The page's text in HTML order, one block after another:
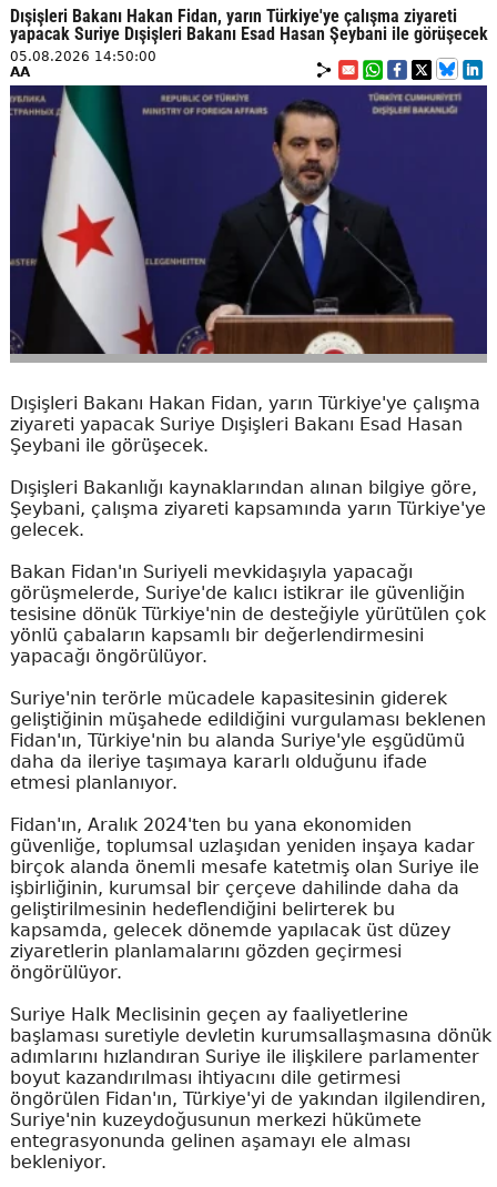
Dışişleri Bakanı Hakan Fidan, yarın Türkiye'ye çalışma ziyareti
yapacak Suriye Dışişleri Bakanı Esad Hasan Şeybani ile görüşecek
05.08.2026 14:50:00
AA
Dışişleri Bakanı Hakan Fidan, yarın Türkiye'ye çalışma
ziyareti yapacak Suriye Dışişleri Bakanı Esad Hasan
Şeybani ile görüşecek.
Dışişleri Bakanlığı kaynaklarından alınan bilgiye göre,
Şeybani, çalışma ziyareti kapsamında yarın Türkiye'ye
gelecek.
Bakan Fidan'ın Suriyeli mevkidaşıyla yapacağı
görüşmelerde, Suriye'de kalıcı istikrar ile güvenliğin
tesisine dönük Türkiye'nin de desteğiyle yürütülen çok
yönlü çabaların kapsamlı bir değerlendirmesini
yapacağı öngörülüyor.
Suriye'nin terörle mücadele kapasitesinin giderek
geliştiğinin müşahede edildiğini vurgulaması beklenen
Fidan'ın, Türkiye'nin bu alanda Suriye'yle eşgüdümü
daha da ileriye taşımaya kararlı olduğunu ifade
etmesi planlanıyor.
Fidan'ın, Aralık 2024'ten bu yana ekonomiden
güvenliğe, toplumsal uzlaşıdan yeniden inşaya kadar
birçok alanda önemli mesafe katetmiş olan Suriye ile
işbirliğinin, kurumsal bir çerçeve dahilinde daha da
geliştirilmesinin hedeflendiğini belirterek bu
kapsamda, gelecek dönemde yapılacak üst düzey
ziyaretlerin planlamalarını gözden geçirmesi
öngörülüyor.
Suriye Halk Meclisinin geçen ay faaliyetlerine
başlaması suretiyle devletin kurumsallaşmasına dönük
adımlarını hızlandıran Suriye ile ilişkilere parlamenter
boyut kazandırılması ihtiyacını dile getirmesi
öngörülen Fidan'ın, Türkiye'yi de yakından ilgilendiren,
Suriye'nin kuzeydoğusunun merkezi hükümete
entegrasyonunda gelinen aşamayı ele alması
bekleniyor.